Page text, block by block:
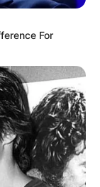
For